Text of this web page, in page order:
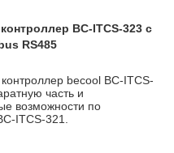
BC-ITCS-323 с
RS485
becool BC-ITCS-
часть и
возможности по
ITCS-321.